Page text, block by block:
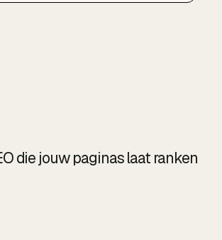
die jouw paginas laat ranken